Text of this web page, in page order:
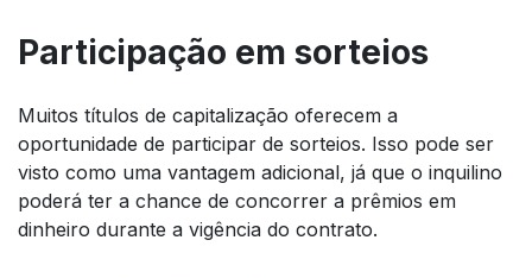
Participação em sorteios
Muitos títulos de capitalização oferecem a
oportunidade de participar de sorteios. Isso pode ser
visto como uma vantagem adicional, já que o inquilino
poderá ter a chance de concorrer a prêmios em
dinheiro durante a vigência do contrato.